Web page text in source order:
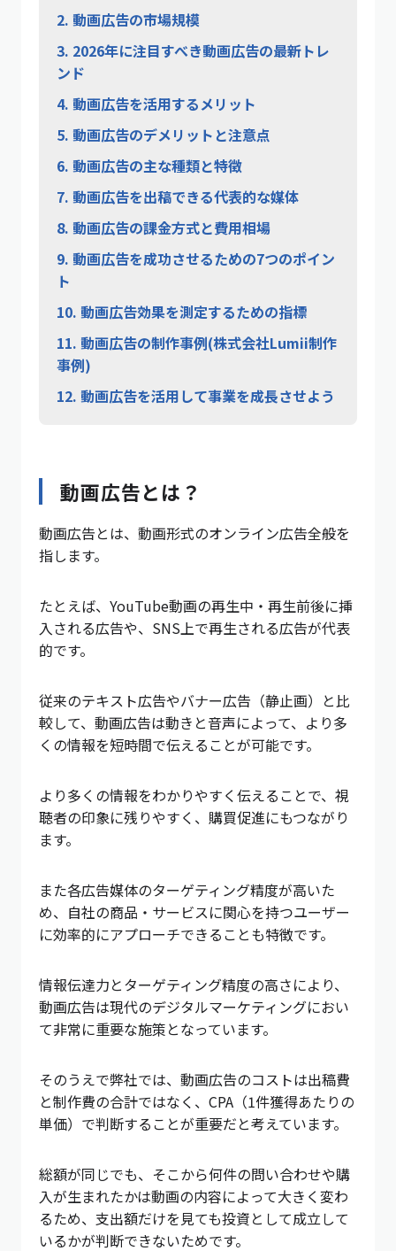
2. 動画広告の市場規模
3. 2026年に注目すべき動画広告の最新トレ
ンド
4. 動画広告を活用するメリット
5. 動画広告のデメリットと注意点
6. 動画広告の主な種類と特徴
7. 動画広告を出稿できる代表的な媒体
8. 動画広告の課金方式と費用相場
9. 動画広告を成功させるための7つのポイン
ト
10. 動画広告効果を測定するための指標
11. 動画広告の制作事例(株式会社Lumii制作
事例)
12. 動画広告を活用して事業を成長させよう
動画広告とは？
動画広告とは、動画形式のオンライン広告全般を
指します。
たとえば、YouTube動画の再生中・再生前後に挿
入される広告や、SNS上で再生される広告が代表
的です。
従来のテキスト広告やバナー広告（静止画）と比
較して、動画広告は動きと音声によって、より多
くの情報を短時間で伝えることが可能です。
より多くの情報をわかりやすく伝えることで、視
聴者の印象に残りやすく、購買促進にもつながり
ます。
また各広告媒体のターゲティング精度が高いた
め、自社の商品・サービスに関心を持つユーザー
に効率的にアプローチできることも特徴です。
情報伝達力とターゲティング精度の高さにより、
動画広告は現代のデジタルマーケティングにおい
て非常に重要な施策となっています。
そのうえで弊社では、動画広告のコストは出稿費
と制作費の合計ではなく、CPA（1件獲得あたりの
単価）で判断することが重要だと考えています。
総額が同じでも、そこから何件の問い合わせや購
入が生まれたかは動画の内容によって大きく変わ
るため、支出額だけを見ても投資として成立して
いるかが判断できないためです。